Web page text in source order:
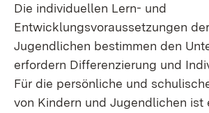
Die individuellen Lern- und
Entwicklungsvoraussetzungen
Jugendlichen bestimmen den
erfordern Differenzierung und
Für die persönliche und
von Kindern und Jugendlichen ist